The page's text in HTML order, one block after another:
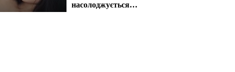
насолоджується